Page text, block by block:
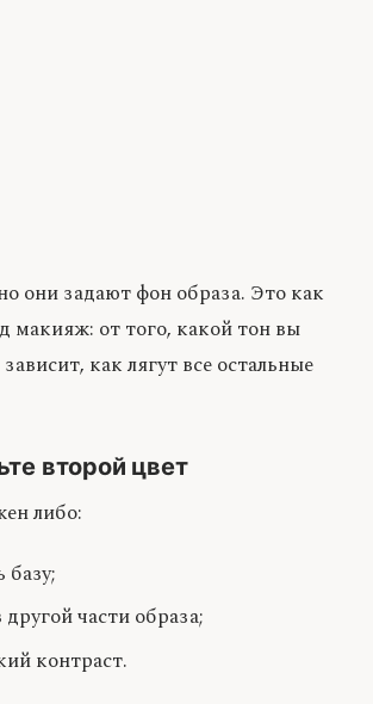
они задают фон образа. Это как
макияж: от того, какой тон вы
как лягут все остальные
второй цвет
либо:
части образа;
контраст.